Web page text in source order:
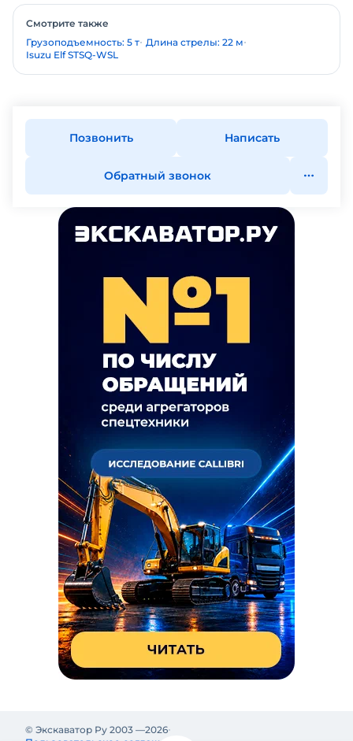
Смотрите также
Грузоподъемность: 5 т Длина стрелы: 22 м
Isuzu Elf STSQ-WSL
Позвонить Написать
Обратный звонок
© Экскаватор Ру 2003 —2026